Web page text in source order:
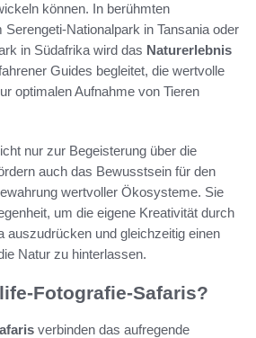
können. In berühmten
Serengeti-Nationalpark in Tansania oder
in Südafrika wird das Naturerlebnis
Guides begleitet, die wertvolle
optimalen Aufnahme von Tieren
nur zur Begeisterung über die
auch das Bewusstsein für den
wertvoller Ökosysteme. Sie
um die eigene Kreativität durch
auszudrücken und gleichzeitig einen
Natur zu hinterlassen.
Fotografie-Safaris?
verbinden das aufregende